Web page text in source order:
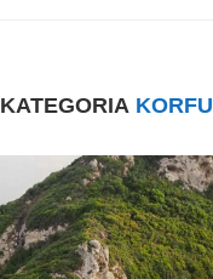
KATEGORIA KORFU